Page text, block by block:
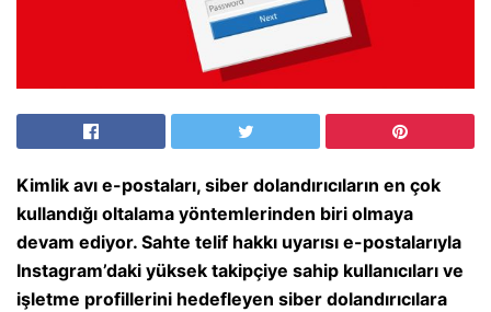
Kimlik avı e-postaları, siber dolandırıcıların en çok
kullandığı oltalama yöntemlerinden biri olmaya
devam ediyor. Sahte telif hakkı uyarısı e-postalarıyla
Instagram’daki yüksek takipçiye sahip kullanıcıları ve
işletme profillerini hedefleyen siber dolandırıcılara